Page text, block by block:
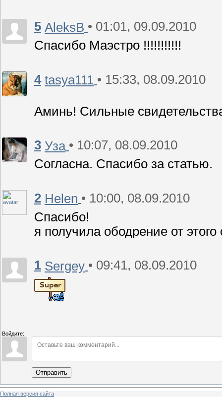
5 AleksB • 01:01, 09.09.2010
Спасибо Маэстро !!!!!!!!!!!
4 tasya111 • 15:33, 08.09.2010
Аминь! Сильные
3 Уза • 10:07, 08.09.2010
Согласна. Спасибо за статью.
2 Helen • 10:00, 08.09.2010
Спасибо!
я получила ободрение от этого
1 Sergey • 09:41, 08.09.2010
Войдите:
Отправить
Полная версия сайта